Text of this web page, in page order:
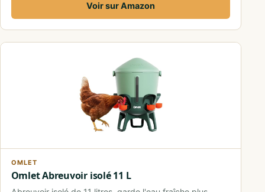
Voir sur Amazon
OMLET
Omlet Abreuvoir isolé 11 L